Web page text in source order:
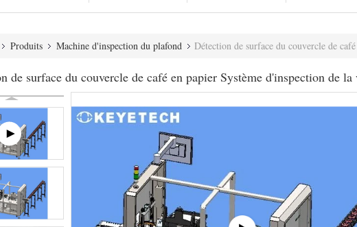
Produits Machine d'inspection du plafond Détection de surface du couvercle de café
de surface du couvercle de café en papier Système d'inspection de